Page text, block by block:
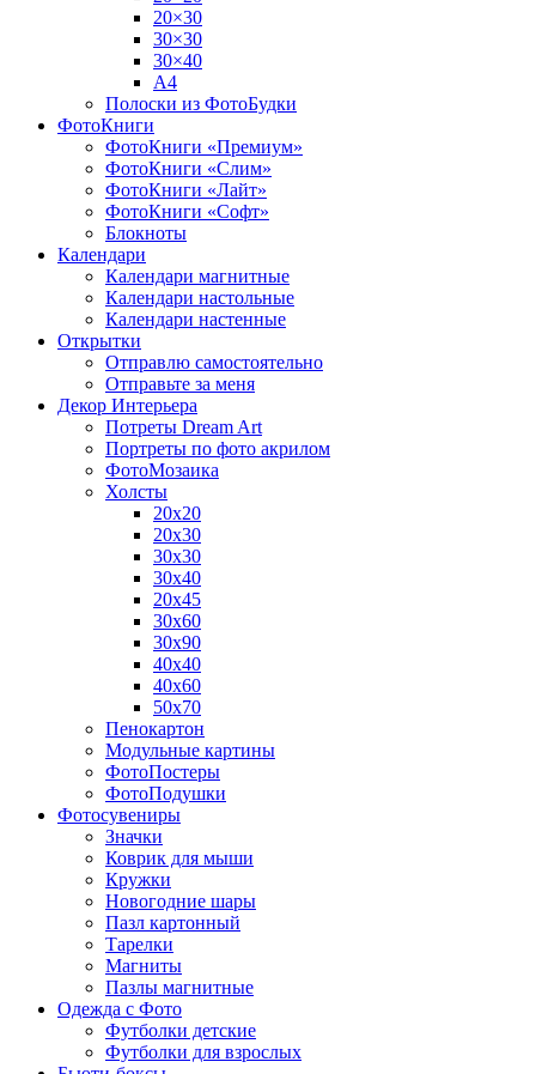
20×30
30×30
30×40
A4
Полоски из ФотоБудки
ФотоКниги
ФотоКниги «Премиум»
ФотоКниги «Слим»
ФотоКниги «Лайт»
ФотоКниги «Софт»
Блокноты
Календари
Календари магнитные
Календари настольные
Календари настенные
Открытки
Отправлю самостоятельно
Отправьте за меня
Декор Интерьера
Потреты Dream Art
Портреты по фото акрилом
ФотоМозаика
Холсты
20х20
20х30
30х30
30х40
20х45
30х60
30х90
40х40
40х60
50х70
Пенокартон
Модульные картины
ФотоПостеры
ФотоПодушки
Фотоcувениры
Значки
Коврик для мыши
Кружки
Новогодние шары
Пазл картонный
Тарелки
Магниты
Пазлы магнитные
Одежда с Фото
Футболки детские
Футболки для взрослых